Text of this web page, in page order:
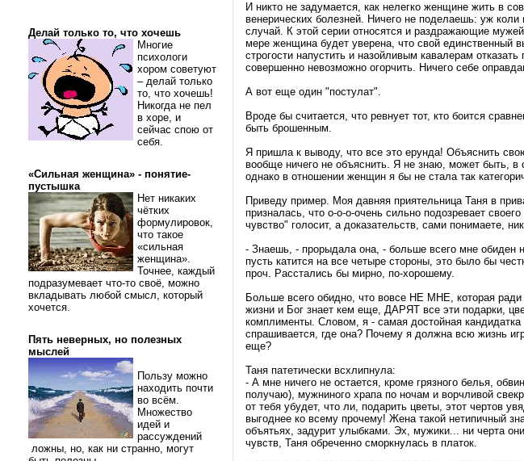
Делай только то, что хочешь
Многие
психологи
хором советуют
– делай только
то, что хочешь!
Никогда не пел
в хоре, и
сейчас спою от
себя.
«Сильная женщина» - понятие-
пустышка
Нет никаких
чётких
формулировок,
что такое
«сильная
женщина».
Точнее, каждый
подразумевает что-то своё, можно
вкладывать любой смысл, который
хочется.
Пять неверных, но полезных
мыслей
Пользу можно
находить почти
во всём.
Множество
идей и
рассуждений
ложны, но, как ни странно, могут
И никто не задумается, как нелегко женщине жить в
венерических болезней. Ничего не поделаешь: уж коли
случай. К этой серии относятся и раздражающие
мере женщина будет уверена, что свой единственный
строгости напустить и назойливым кавалерам
совершенно невозможно огорчить. Ничего себе
А вот еще один "постулат".
Вроде бы считается, что ревнует тот, кто боится
быть брошенным.
Я пришла к выводу, что все это ерунда! Объяснить
вообще ничего не объяснить. Я не знаю, может быть,
однако в отношении женщин я бы не стала так
Приведу пример. Моя давняя приятельница Таня в
призналась, что о-о-о-очень сильно подозревает
чувство" голосит, а доказательств, сами понимаете,
- Знаешь, - прорыдала она, - больше всего мне обиден
пусть катится на все четыре стороны, это было бы
проч. Расстались бы мирно, по-хорошему.
Больше всего обидно, что вовсе НЕ МНЕ, которая ради
жизни и Бог знает кем еще, ДАРЯТ все эти подарки,
комплименты. Словом, я - самая достойная
спрашивается, где она? Почему я должна всю жизнь
еще?
Таня патетически всхлипнула:
- А мне ничего не остается, кроме грязного белья,
получаю), мужниного храпа по ночам и ворчливой
от тебя убудет, что ли, подарить цветы, этот чертов
выгоднее ко всему прочему! Жена такой нетипичный
объятьях, задурит улыбками. Эх, мужики... ни черта
чувств, Таня обреченно сморкнулась в платок.